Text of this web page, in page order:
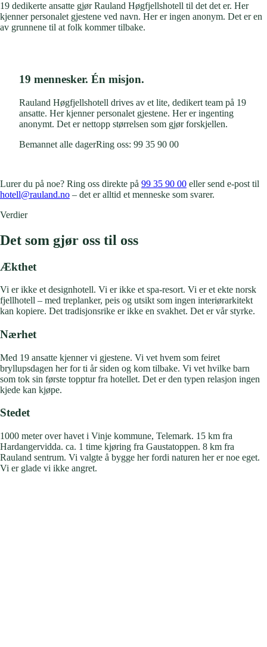
19 dedikerte ansatte gjør Rauland Høgfjellshotell til det det er. Her
kjenner personalet gjestene ved navn. Her er ingen anonym. Det er en
av grunnene til at folk kommer tilbake.
19 mennesker. Én misjon.
Rauland Høgfjellshotell drives av et lite, dedikert team på 19
ansatte. Her kjenner personalet gjestene. Her er ingenting
anonymt. Det er nettopp størrelsen som gjør forskjellen.
Bemannet alle dagerRing oss: 99 35 90 00
Lurer du på noe? Ring oss direkte på 99 35 90 00 eller send e-post til
hotell@rauland.no – det er alltid et menneske som svarer.
Verdier
Det som gjør oss til oss
Ækthet
Vi er ikke et designhotell. Vi er ikke et spa-resort. Vi er et ekte norsk
fjellhotell – med treplanker, peis og utsikt som ingen interiørarkitekt
kan kopiere. Det tradisjonsrike er ikke en svakhet. Det er vår styrke.
Nærhet
Med 19 ansatte kjenner vi gjestene. Vi vet hvem som feiret
bryllupsdagen her for ti år siden og kom tilbake. Vi vet hvilke barn
som tok sin første topptur fra hotellet. Det er den typen relasjon ingen
kjede kan kjøpe.
Stedet
1000 meter over havet i Vinje kommune, Telemark. 15 km fra
Hardangervidda. ca. 1 time kjøring fra Gaustatoppen. 8 km fra
Rauland sentrum. Vi valgte å bygge her fordi naturen her er noe eget.
Vi er glade vi ikke angret.